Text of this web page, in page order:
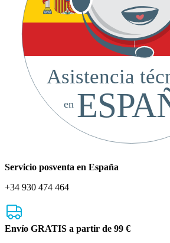
Asistencia
en
Servicio posventa en España
+34 930 474 464
Envío GRATIS a partir de 99 €